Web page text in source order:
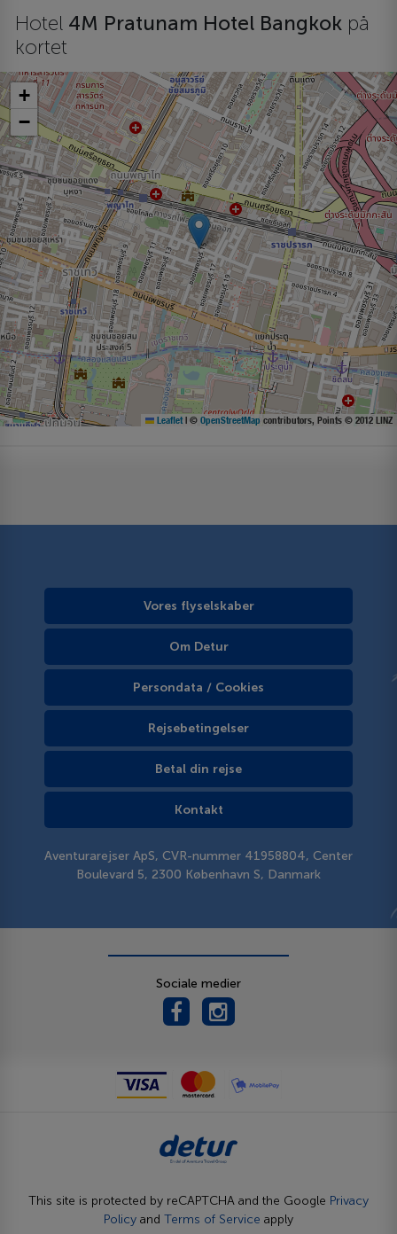
Hotel 4M Pratunam Hotel Bangkok på
kortet
+
−
Leaflet | © OpenStreetMap contributors, Points © 2012 LINZ
Vores flyselskaber
Om Detur
Persondata / Cookies
Rejsebetingelser
Betal din rejse
Kontakt
Aventurarejser ApS, CVR-nummer 41958804, Center
Boulevard 5, 2300 København S, Danmark
Sociale medier
This site is protected by reCAPTCHA and the Google Privacy
Policy and Terms of Service apply